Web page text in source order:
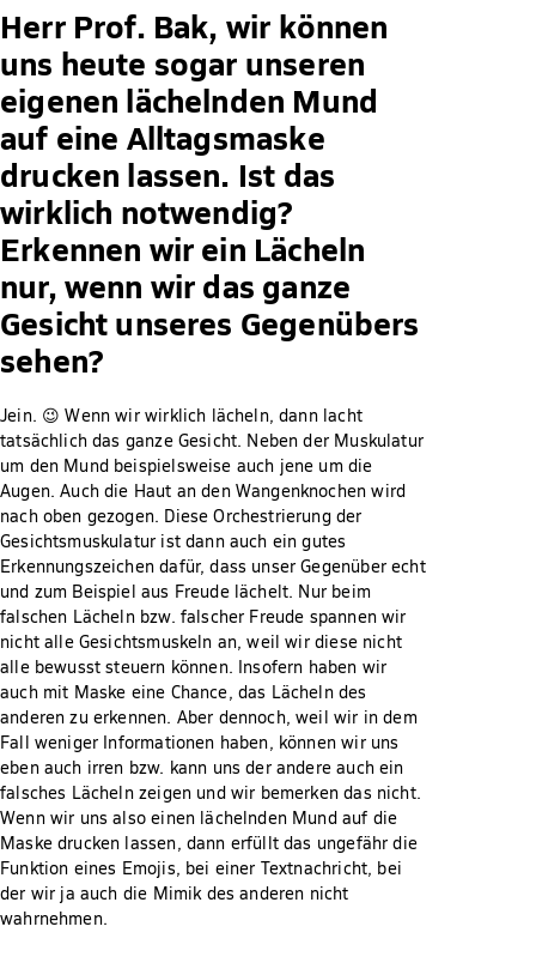
Herr Prof. Bak, wir können
uns heute sogar unseren
eigenen lächelnden Mund
auf eine Alltagsmaske
drucken lassen. Ist das
wirklich notwendig?
Erkennen wir ein Lächeln
nur, wenn wir das ganze
Gesicht unseres Gegenübers
sehen?
Jein. 😉 Wenn wir wirklich lächeln, dann lacht
tatsächlich das ganze Gesicht. Neben der Muskulatur
um den Mund beispielsweise auch jene um die
Augen. Auch die Haut an den Wangenknochen wird
nach oben gezogen. Diese Orchestrierung der
Gesichtsmuskulatur ist dann auch ein gutes
Erkennungszeichen dafür, dass unser Gegenüber echt
und zum Beispiel aus Freude lächelt. Nur beim
falschen Lächeln bzw. falscher Freude spannen wir
nicht alle Gesichtsmuskeln an, weil wir diese nicht
alle bewusst steuern können. Insofern haben wir
auch mit Maske eine Chance, das Lächeln des
anderen zu erkennen. Aber dennoch, weil wir in dem
Fall weniger Informationen haben, können wir uns
eben auch irren bzw. kann uns der andere auch ein
falsches Lächeln zeigen und wir bemerken das nicht.
Wenn wir uns also einen lächelnden Mund auf die
Maske drucken lassen, dann erfüllt das ungefähr die
Funktion eines Emojis, bei einer Textnachricht, bei
der wir ja auch die Mimik des anderen nicht
wahrnehmen.